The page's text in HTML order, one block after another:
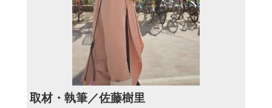
取材・執筆／佐藤樹里